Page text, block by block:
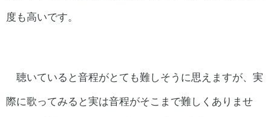
度も高いです。
聴いていると音程がとても難しそうに思えますが、実
際に歌ってみると実は音程がそこまで難しくありませ